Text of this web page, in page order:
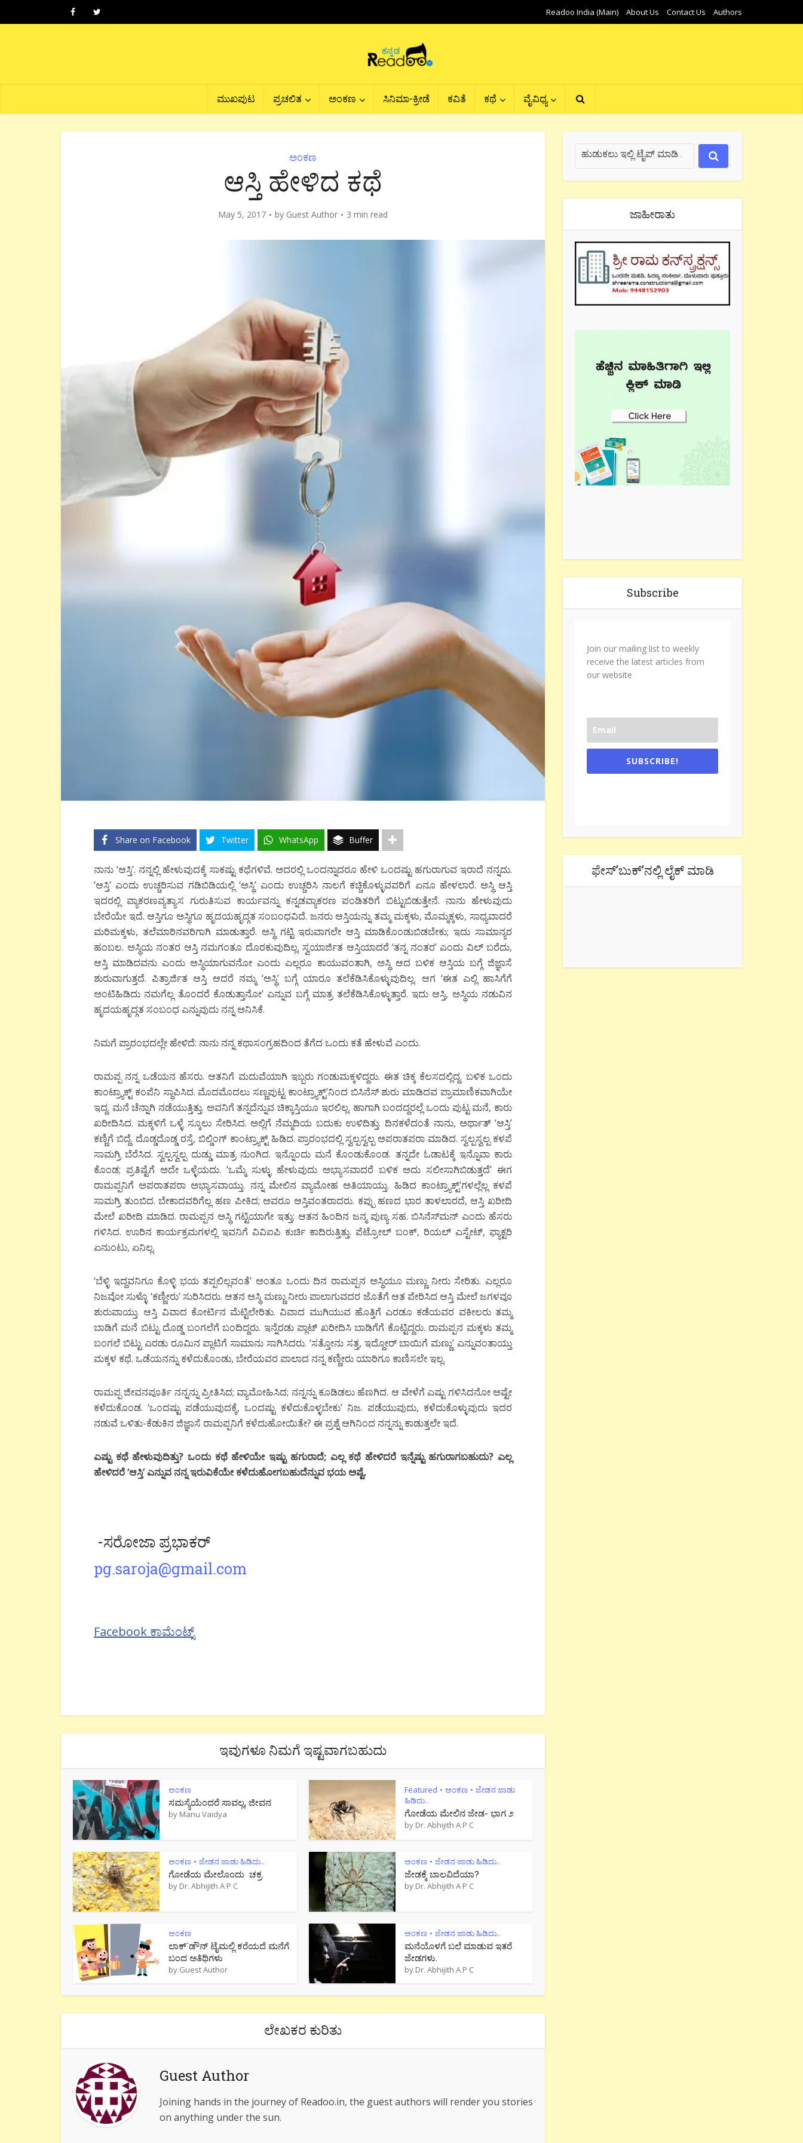
Readoo India (Main) About Us Contact Us Authors
ಮುಖಪುಟ ಪ್ರಚಲಿತ ಅಂಕಣ ಸಿನಿಮಾ-ಕ್ರೀಡೆ ಕವಿತೆ ಕಥೆ ವೈವಿಧ್ಯ
ಅಂಕಣ
ಆಸ್ತಿ ಹೇಳಿದ ಕಥೆ
May 5, 2017 by Guest Author 3 min read
Share on Facebook Twitter WhatsApp Buffer
ನಾನು ‘ಆಸ್ತಿ’. ನನ್ನಲ್ಲಿ ಹೇಳುವುದಕ್ಕೆ ಸಾಕಷ್ಟು ಕಥೆಗಳಿವೆ. ಅದರಲ್ಲಿ ಒಂದನ್ನಾದರೂ ಹೇಳಿ ಒಂದಷ್ಟು ಹಗುರಾಗುವ ಇರಾದೆ ನನ್ನದು.
‘ಆಸ್ತಿ’ ಎಂದು ಉಚ್ಚರಿಸುವ ಗಡಿಬಿಡಿಯಲ್ಲಿ ‘ಅಸ್ಥಿ’ ಎಂದು ಉಚ್ಚರಿಸಿ ನಾಲಗೆ ಕಚ್ಚಿಕೊಳ್ಳುವವರಿಗೆ ಏನೂ ಹೇಳಲಾರೆ. ಅಸ್ಥಿ ಆಸ್ತಿ
ಇದರಲ್ಲಿ ವ್ಯಾಕರಣವ್ಯತ್ಯಾಸ ಗುರುತಿಸುವ ಕಾರ್ಯವನ್ನು ಕನ್ನಡವ್ಯಾಕರಣ ಪಂಡಿತರಿಗೆ ಬಿಟ್ಟುಬಿಡುತ್ತೇನೆ. ನಾನು ಹೇಳುವುದು
ಬೇರೆಯೇ ಇದೆ. ಆಸ್ತಿಗೂ ಅಸ್ಥಿಗೂ ಹೃದಯಹೃದ್ಗತ ಸಂಬಂಧವಿದೆ. ಜನರು ಆಸ್ತಿಯನ್ನು ತಮ್ಮ ಮಕ್ಕಳು, ಮೊಮ್ಮಕ್ಕಳು, ಸಾಧ್ಯವಾದರೆ
ಮರಿಮಕ್ಕಳು, ತಲೆಮಾರಿನವರಿಗಾಗಿ ಮಾಡುತ್ತಾರೆ. ಅಸ್ಥಿ ಗಟ್ಟಿ ಇರುವಾಗಲೇ ಆಸ್ತಿ ಮಾಡಿಕೊಂಡುಬಿಡಬೇಕು; ಇದು ಸಾಮಾನ್ಯರ
ಹಂಬಲ. ಅಸ್ಥಿಯ ನಂತರ ಆಸ್ತಿ ನಮಗಂತೂ ದೊರಕುವುದಿಲ್ಲ. ಸ್ವಯಾರ್ಜಿತ ಆಸ್ತಿಯಾದರೆ ‘ತನ್ನ ನಂತರ’ ಎಂದು ವಿಲ್ ಬರೆದು,
ಆಸ್ತಿ ಮಾಡಿದವನು ಎಂದು ಅಸ್ಥಿಯಾಗುವನೋ ಎಂದು ಎಲ್ಲರೂ ಕಾಯುವಂತಾಗಿ, ಅಸ್ಥಿ ಆದ ಬಳಿಕ ಆಸ್ತಿಯ ಬಗ್ಗೆ ಜಿಜ್ಞಾಸೆ
ಶುರುವಾಗುತ್ತದೆ. ಪಿತ್ರಾರ್ಜಿತ ಆಸ್ತಿ ಆದರೆ ನಮ್ಮ ‘ಅಸ್ಥಿ’ ಬಗ್ಗೆ ಯಾರೂ ತಲೆಕೆಡಿಸಿಕೊಳ್ಳುವುದಿಲ್ಲ. ಆಗ ‘ಈತ ಎಲ್ಲಿ ಹಾಸಿಗೆಗೆ
ಅಂಟಿಹಿಡಿದು ನಮಗೆಲ್ಲ ತೊಂದರೆ ಕೊಡುತ್ತಾನೋ’ ಎನ್ನುವ ಬಗ್ಗೆ ಮಾತ್ರ ತಲೆಕೆಡಿಸಿಕೊಳ್ಳುತ್ತಾರೆ. ಇದು ಆಸ್ತಿ, ಅಸ್ಥಿಯ ನಡುವಿನ
ಹೃದಯಹೃದ್ಗತ ಸಂಬಂಧ ಎನ್ನುವುದು ನನ್ನ ಅನಿಸಿಕೆ.
ನಿಮಗೆ ಪ್ರಾರಂಭದಲ್ಲೇ ಹೇಳಿದೆ: ನಾನು ನನ್ನ ಕಥಾಸಂಗ್ರಹದಿಂದ ತೆಗೆದ ಒಂದು ಕತೆ ಹೇಳುವೆ ಎಂದು.
ರಾಮಪ್ಪ ನನ್ನ ಒಡೆಯನ ಹೆಸರು. ಆತನಿಗೆ ಮದುವೆಯಾಗಿ ಇಬ್ಬರು ಗಂಡುಮಕ್ಕಳಿದ್ದರು. ಈತ ಚಿಕ್ಕ ಕೆಲಸದಲ್ಲಿದ್ದ. ಬಳಿಕ ಒಂದು
ಕಾಂಟ್ರ್ಯಾಕ್ಟ್ ಕಂಪೆನಿ ಸ್ಥಾಪಿಸಿದ. ಮೊದಮೊದಲು ಸಣ್ಣಪುಟ್ಟ ಕಾಂಟ್ರ್ಯಾಕ್ಟ್’ನಿಂದ ಬಿಸಿನೆಸ್ ಶುರು ಮಾಡಿದವ ಪ್ರಾಮಾಣಿಕವಾಗಿಯೇ
ಇದ್ದ. ಮನೆ ಚೆನ್ನಾಗಿ ನಡೆಯುತ್ತಿತ್ತು. ಅವನಿಗೆ ತನ್ನದೆನ್ನುವ ಚಿಕ್ಕಾಸ್ತಿಯೂ ಇರಲಿಲ್ಲ. ಹಾಗಾಗಿ ಬಂದದ್ದರಲ್ಲೆ ಒಂದು ಪುಟ್ಟ ಮನೆ, ಕಾರು
ಖರೀದಿಸಿದ. ಮಕ್ಕಳಿಗೆ ಒಳ್ಳೆ ಸ್ಕೂಲು ಸೇರಿಸಿದ. ಅಲ್ಲಿಗೆ ನೆಮ್ಮದಿಯ ಬದುಕು ಉಳಿದಿತ್ತು. ದಿನಕಳೆದಂತೆ ನಾನು, ಅರ್ಥಾತ್ ‘ಆಸ್ತಿ’
ಕಣ್ಣಿಗೆ ಬಿದ್ದೆ. ದೊಡ್ಡದೊಡ್ಡ ರಸ್ತೆ, ಬಿಲ್ಡಿಂಗ್ ಕಾಂಟ್ರ್ಯಾಕ್ಟ್ ಹಿಡಿದ. ಪ್ರಾರಂಭದಲ್ಲಿ ಸ್ವಲ್ಪಸ್ವಲ್ಪ ಅಪರಾತಪರಾ ಮಾಡಿದ. ಸ್ವಲ್ಪಸ್ವಲ್ಪ ಕಳಪೆ
ಸಾಮಗ್ರಿ ಬೆರೆಸಿದ. ಸ್ವಲ್ಪಸ್ವಲ್ಪ ದುಡ್ಡು ಮಾತ್ರ ನುಂಗಿದ. ಇನ್ನೊಂದು ಮನೆ ಕೊಂಡುಕೊಂಡ. ತನ್ನದೇ ಓಡಾಟಕ್ಕೆ ಇನ್ನೊವಾ ಕಾರು
ಕೊಂಡ; ಪ್ರತಿಷ್ಟೆಗೆ ಅದೇ ಒಳ್ಳೆಯದು. ‘ಒಮ್ಮೆ ಸುಳ್ಳು ಹೇಳುವುದು ಅಭ್ಯಾಸವಾದರೆ ಬಳಿಕ ಅದು ಸಲೀಸಾಗಿಬಿಡುತ್ತದೆ’ ಈಗ
ರಾಮಪ್ಪನಿಗೆ ಅಪರಾತಪರಾ ಅಭ್ಯಾಸವಾಯ್ತು. ನನ್ನ ಮೇಲಿನ ವ್ಯಾಮೋಹ ಅತಿಯಾಯ್ತು. ಹಿಡಿದ ಕಾಂಟ್ರ್ಯಾಕ್ಟ್’ಗಳಲ್ಲೆಲ್ಲ ಕಳಪೆ
ಸಾಮಗ್ರಿ ತುಂಬಿದ. ಬೇಕಾದವರಿಗೆಲ್ಲ ಹಣ ಪೀಕಿದ; ಅವರೂ ಆಸ್ತಿವಂತರಾದರು. ಕಪ್ಪು ಹಣದ ಭಾರ ತಾಳಲಾರದೆ, ಆಸ್ತಿ ಖರೀದಿ
ಮೇಲೆ ಖರೀದಿ ಮಾಡಿದ. ರಾಮಪ್ಪನ ಅಸ್ಥಿ ಗಟ್ಟಿಯಾಗೇ ಇತ್ತು; ಆತನ ಹಿಂದಿನ ಜನ್ಮ ಪುಣ್ಯ ಸಹ. ಬಿಸಿನೆಸ್‍ಮನ್ ಎಂದು ಹೆಸರು
ಗಳಿಸಿದ. ಊರಿನ ಕಾರ್ಯಕ್ರಮಗಳಲ್ಲಿ ಇವನಿಗೆ ವಿವಿಐಪಿ ಕುರ್ಚಿ ಕಾದಿರುತ್ತಿತ್ತು. ಪೆಟ್ರೋಲ್ ಬಂಕ್, ರಿಯಲ್ ಎಸ್ಟೇಟ್, ಫ್ಯಾಕ್ಟರಿ
ಏನುಂಟು, ಏನಿಲ್ಲ.
‘ಬೆಳ್ಳಿ ಇದ್ದವನಿಗೂ ಕೊಳ್ಳಿ ಭಯ ತಪ್ಪಲಿಲ್ಲವಂತೆ’ ಅಂತೂ ಒಂದು ದಿನ ರಾಮಪ್ಪನ ಅಸ್ಥಿಯೂ ಮಣ್ಣು ನೀರು ಸೇರಿತು. ಎಲ್ಲರೂ
ನಿಜವೋ ಸುಳ್ಳೊ ‘ಕಣ್ಣೀರು’ ಸುರಿಸಿದರು. ಆತನ ಅಸ್ಥಿ ಮಣ್ಣು ನೀರು ಪಾಲಾಗುವದರ ಜೊತೆಗೆ ಆತ ಪೇರಿಸಿದ ಆಸ್ತಿ ಮೇಲೆ ಜಗಳವೂ
ಶುರುವಾಯ್ತು. ಆಸ್ತಿ ವಿವಾದ ಕೋರ್ಟಿನ ಮೆಟ್ಟಿಲೇರಿತು. ವಿವಾದ ಮುಗಿಯುವ ಹೊತ್ತಿಗೆ ಎರಡೂ ಕಡೆಯವರ ವಕೀಲರು ತಮ್ಮ
ಬಾಡಿಗೆ ಮನೆ ಬಿಟ್ಟು ದೊಡ್ಡ ಬಂಗಲೆಗೆ ಬಂದಿದ್ದರು. ಇನ್ನೆರಡು ಪ್ಲಾಟ್ ಖರೀದಿಸಿ ಬಾಡಿಗೆಗೆ ಕೊಟ್ಟಿದ್ದರು. ರಾಮಪ್ಪನ ಮಕ್ಕಳು ತಮ್ಮ
ಬಂಗಲೆ ಬಿಟ್ಟು ಎರಡು ರೂಮಿನ ಪ್ಲಾಟಿಗೆ ಸಾಮಾನು ಸಾಗಿಸಿದರು. ‘ಸತ್ತೋನು ಸತ್ತ, ಇದ್ದೋರ್ ಬಾಯಿಗೆ ಮಣ್ಣು’ ಎನ್ನುವಂತಾಯ್ತು
ಮಕ್ಕಳ ಕಥೆ. ಒಡೆಯನನ್ನು ಕಳೆದುಕೊಂಡು, ಬೇರೆಯವರ ಪಾಲಾದ ನನ್ನ ಕಣ್ಣೀರು ಯಾರಿಗೂ ಕಾಣಿಸಲೇ ಇಲ್ಲ.
ರಾಮಪ್ಪ ಜೀವನಪೂರ್ತಿ ನನ್ನನ್ನು ಪ್ರೀತಿಸಿದ; ವ್ಯಾಮೋಹಿಸಿದ; ನನ್ನನ್ನು ಕೂಡಿಡಲು ಹೆಣಗಿದ. ಆ ವೇಳೆಗೆ ಎಷ್ಟು ಗಳಿಸಿದನೋ ಅಷ್ಟೇ
ಕಳೆದುಕೊಂಡ. ‘ಒಂದಷ್ಟು ಪಡೆಯುವುದಕ್ಕೆ, ಒಂದಷ್ಟು ಕಳೆದುಕೊಳ್ಳಬೇಕು’ ನಿಜ. ಪಡೆಯುವುದು, ಕಳೆದುಕೊಳ್ಳುವುದು ಇದರ
ನಡುವೆ ಒಳಿತು-ಕೆಡುಕಿನ ಜಿಜ್ಞಾಸೆ ರಾಮಪ್ಪನಿಗೆ ಕಳೆದುಹೋಯಿತೇ? ಈ ಪ್ರಶ್ನೆ ಆಗಿನಿಂದ ನನ್ನನ್ನು ಕಾಡುತ್ತಲೇ ಇದೆ.
ಎಷ್ಟು ಕಥೆ ಹೇಳುವುದಿತ್ತು? ಒಂದು ಕಥೆ ಹೇಳಿಯೇ ಇಷ್ಟು ಹಗುರಾದೆ; ಎಲ್ಲ ಕಥೆ ಹೇಳಿದರೆ ಇನ್ನೆಷ್ಟು ಹಗುರಾಗಬಹುದು? ಎಲ್ಲ
ಹೇಳಿದರೆ ‘ಆಸ್ತಿ’ ಎನ್ನುವ ನನ್ನ ಇರುವಿಕೆಯೇ ಕಳೆದುಹೋಗಬಹುದೆನ್ನುವ ಭಯ ಅಷ್ಟೆ.
-ಸರೋಜಾ ಪ್ರಭಾಕರ್
pg.saroja@gmail.com
Facebook ಕಾಮೆಂಟ್ಸ್
ಇವುಗಳೂ ನಿಮಗೆ ಇಷ್ಟವಾಗಬಹುದು
ಅಂಕಣ
ಸಮಸ್ಯೆಯೆಂದರೆ ಸಾವಲ್ಲ, ಜೀವನ
by Manu Vaidya
Featured • ಅಂಕಣ • ಜೇಡನ ಜಾಡು
ಹಿಡಿದು..
ಗೋಡೆಯ ಮೇಲಿನ ಜೇಡ- ಭಾಗ ೨
by Dr. Abhijith A P C
ಅಂಕಣ • ಜೇಡನ ಜಾಡು ಹಿಡಿದು..
ಗೋಡೆಯ ಮೇಲೊಂದು ಚಕ್ರ
by Dr. Abhijith A P C
ಅಂಕಣ • ಜೇಡನ ಜಾಡು ಹಿಡಿದು..
ಜೇಡಕ್ಕೆ ಬಾಲವಿದೆಯಾ?
by Dr. Abhijith A P C
ಅಂಕಣ
ಲಾಕ್`ಡೌನ್ ಟೈಮಲ್ಲಿ ಕರೆಯದೆ ಮನೆಗೆ
ಬಂದ ಅತಿಥಿಗಳು
by Guest Author
ಅಂಕಣ • ಜೇಡನ ಜಾಡು ಹಿಡಿದು..
ಮನೆಯೊಳಗೆ ಬಲೆ ಮಾಡುವ ಇತರೆ
ಜೇಡಗಳು.
by Dr. Abhijith A P C
ಲೇಖಕರ ಕುರಿತು
Guest Author
Joining hands in the journey of Readoo.in, the guest authors will render you stories
on anything under the sun.
ಜಾಹೀರಾತು
Subscribe
Join our mailing list to weekly
receive the latest articles from
our website
SUBSCRIBE!
ಫೇಸ್’ಬುಕ್’ನಲ್ಲಿ ಲೈಕ್ ಮಾಡಿ